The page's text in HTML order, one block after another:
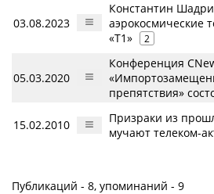
03.08.2023
Константин
аэрокосмические
«Т1»
2
05.03.2020
Конференция
препятствия»
15.02.2010
Призраки из
мучают телеком-
Публикаций - 8, упоминаний - 9